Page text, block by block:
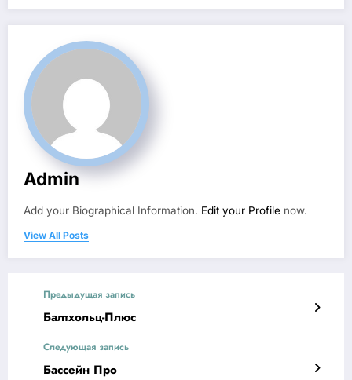
Admin
Add your Biographical Information. Edit your Profile now.
View All Posts
Предыдущая запись
Балтхольц-Плюс
Следующая запись
Бассейн Про